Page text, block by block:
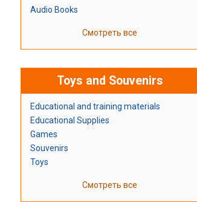
Audio Books
Смотреть все
Toys and Souvenirs
Educational and training materials
Educational Supplies
Games
Souvenirs
Toys
Смотреть все